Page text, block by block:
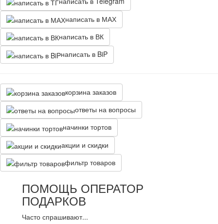
написать в МАХ
написать в ВК
написать в BiP
корзина заказов
ответы на вопросы
начинки тортов
акции и скидки
фильтр товаров
ПОМОЩЬ ОПЕРАТОР
ПОДАРКОВ
Часто спрашивают...